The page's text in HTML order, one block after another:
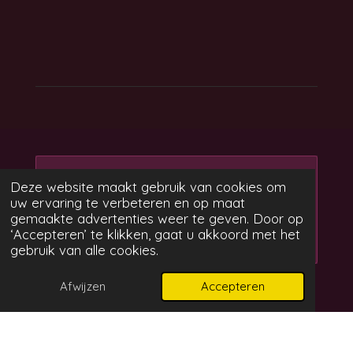
Deze website maakt gebruik van cookies om
uw ervaring te verbeteren en op maat
gemaakte advertenties weer te geven. Door op
‘Accepteren’ te klikken, gaat u akkoord met het
gebruik van alle cookies.
Afwijzen Accepteren
Maak jouw eigen website
met
Webador